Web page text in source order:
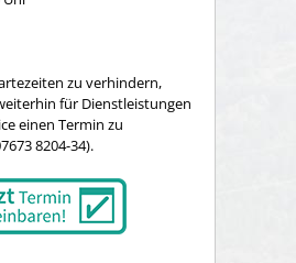
zu verhindern,
für Dienstleistungen
einen Termin zu
8204-34).